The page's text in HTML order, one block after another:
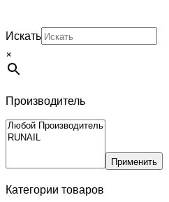
Искать
×
Производитель
Применить
Категории товаров